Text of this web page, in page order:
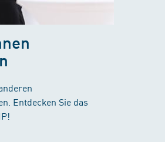
Entdecken Sie das